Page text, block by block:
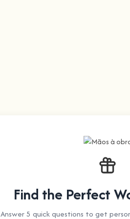
Find the Perfect
Answer 5 quick questions to get